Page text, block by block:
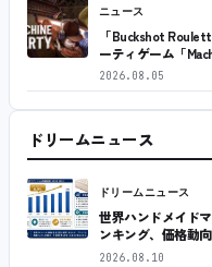
ニュース
「Buckshot
ーティゲーム「
2026.08.05
ドリームニュース
ドリームニュース
世界ハンドメイド
ンキング、価格動
2026.08.10